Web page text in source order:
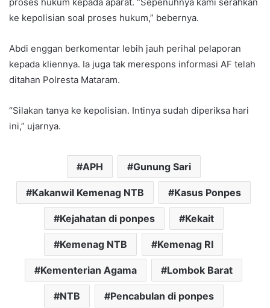
ke kepolisian soal proses hukum,” bebernya.
Abdi enggan berkomentar lebih jauh perihal pelaporan
kepada kliennya. Ia juga tak merespons informasi AF telah
ditahan Polresta Mataram.
“Silakan tanya ke kepolisian. Intinya sudah diperiksa hari
ini,” ujarnya.
APH Gunung Sari
Kakanwil Kemenag NTB Kasus Ponpes
Kejahatan di ponpes Kekait
Kemenag NTB Kemenag RI
Kementerian Agama Lombok Barat
NTB Pencabulan di ponpes